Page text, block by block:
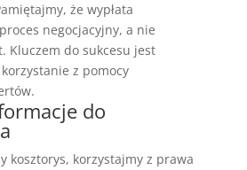
że wypłata
negocjacyjny, a nie
Kluczem do sukcesu jest
z pomocy
do
kosztorys, korzystajmy z prawa